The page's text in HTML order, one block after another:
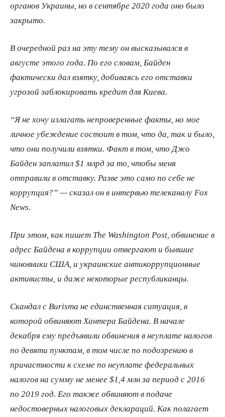
органов Украины, но в сентябре 2020 года оно было
закрыто.
В очередной раз на эту тему он высказывался в
августе этого года. По его словам, Байден
фактически дал взятку, добиваясь его отставки
угрозой заблокировать кредит для Киева.
“Я не хочу излагать непроверенные факты, но мое
личное убеждение состоит в том, что да, так и было,
что они получили взятки. Факт в том, что Джо
Байден заплатил $1 млрд за то, чтобы меня
отправили в отставку. Разве это само по себе не
коррупция?” — сказал он в интервью телеканалу Fox
News.
При этом, как пишет The Washington Post, обвинение в
адрес Байдена в коррупции отвергают и бывшие
чиновники США, и украинские антикоррупционные
активисты, и даже некоторые республиканцы.
Скандал с Burisma не единственная ситуация, в
которой обвиняют Хантера Байдена. В начале
декабря ему предъявили обвинения в неуплате налогов
по девяти пунктам, в том числе по подозрению в
причастности к схеме по неуплате федеральных
налогов на сумму не менее $1,4 млн за период с 2016
по 2019 год. Его также обвиняют в подаче
недостоверных налоговых деклараций. Как полагает